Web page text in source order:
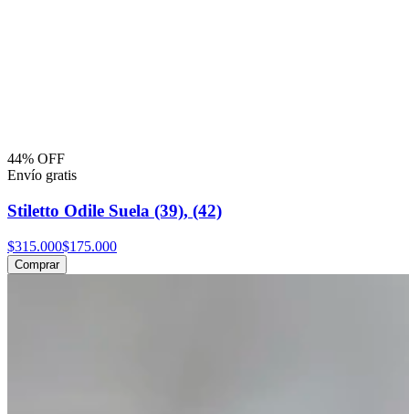
44% OFF
Envío gratis
Stiletto Odile Suela (39), (42)
$315.000$175.000
Comprar